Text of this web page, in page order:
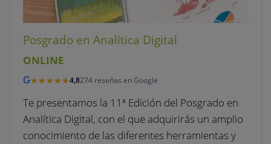
Posgrado en Analítica Digital
ONLINE
G★★★★★
★★★★★4,8274 reseñas en Google
Te presentamos la 11ª Edición del Posgrado en
Analítica Digital, con el que adquirirás un amplio
conocimiento de las diferentes herramientas y